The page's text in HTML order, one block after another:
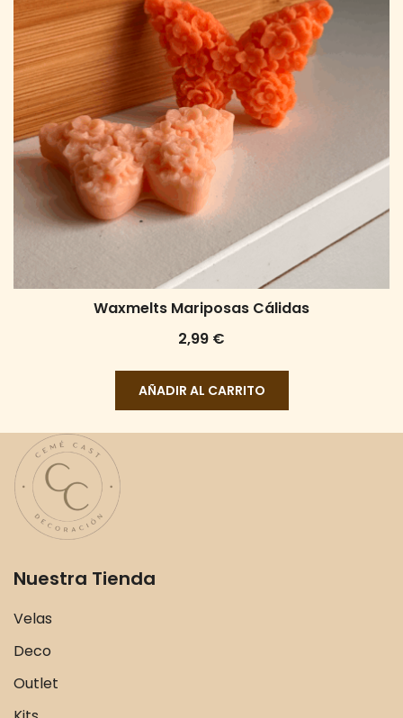
Waxmelts Mariposas Cálidas
2,99 €
AÑADIR AL CARRITO
Nuestra Tienda
Velas
Deco
Outlet